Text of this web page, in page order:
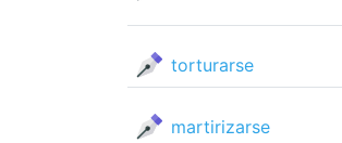
torturarse
martirizarse